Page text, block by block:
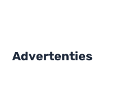
Advertenties